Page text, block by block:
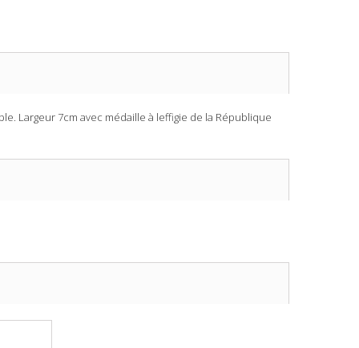
Largeur 7cm avec médaille à leffigie de la République